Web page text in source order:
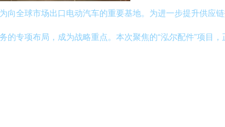
全球市场出口电动汽车的重要基地。为进一步提升供应
专项布局，成为战略重点。本次聚焦的“泓尔配件”项目